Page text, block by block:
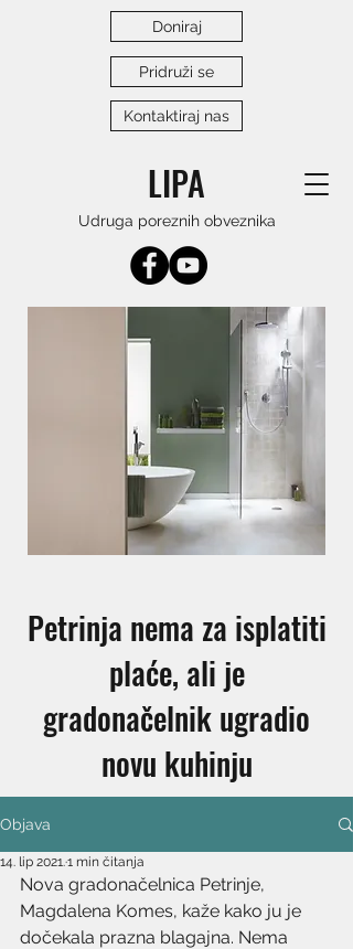
LIPA
Udruga poreznih obveznika
Doniraj
Pridruži se
Kontaktiraj nas
Petrinja nema za isplatiti
plaće, ali je
gradonačelnik ugradio
novu kuhinju
Objava
14. lip 2021.1 min čitanja
Nova gradonačelnica Petrinje,
Magdalena Komes, kaže kako ju je
dočekala prazna blagajna. Nema